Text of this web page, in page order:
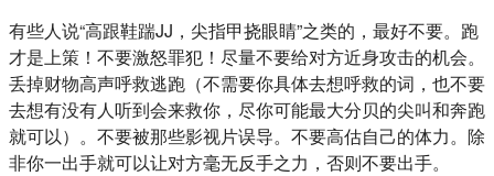
有些人说“高跟鞋踹JJ，尖指甲挠眼睛”之类的，最好不要。跑
才是上策！不要激怒罪犯！尽量不要给对方近身攻击的机会。
丢掉财物高声呼救逃跑（不需要你具体去想呼救的词，也不要
去想有没有人听到会来救你，尽你可能最大分贝的尖叫和奔跑
就可以） 。不要被那些影视片误导。不要高估自己的体力。除
非你一出手就可以让对方毫无反手之力，否则不要出手。